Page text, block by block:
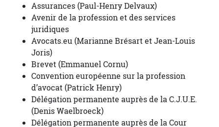
Assurances (Paul-Henry Delvaux)
Avenir de la profession et des services
juridiques
Avocats.eu (Marianne Brésart et Jean-Louis
Joris)
Brevet (Emmanuel Cornu)
Convention européenne sur la profession
d’avocat (Patrick Henry)
Délégation permanente auprès de la C.J.U.E.
(Denis Waelbroeck)
Délégation permanente auprès de la Cour